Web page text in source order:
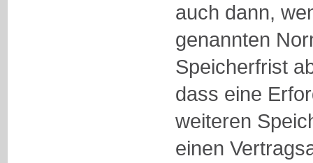
auch dann,
genannten
Speicherfrist
dass eine
weiteren
einen